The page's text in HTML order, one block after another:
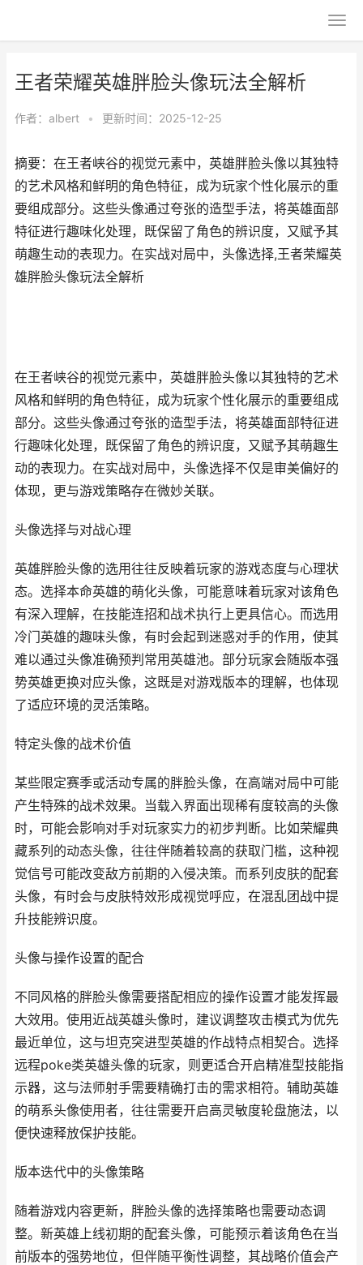
王者荣耀英雄胖脸头像玩法全解析
作者： albert • 更新时间：2025-12-25
摘要：在王者峡谷的视觉元素中，英雄胖脸头像以其独特
的艺术风格和鲜明的角色特征，成为玩家个性化展示的重
要组成部分。这些头像通过夸张的造型手法，将英雄面部
特征进行趣味化处理，既保留了角色的辨识度，又赋予其
萌趣生动的表现力。在实战对局中，头像选择,王者荣耀英
雄胖脸头像玩法全解析
在王者峡谷的视觉元素中，英雄胖脸头像以其独特的艺术
风格和鲜明的角色特征，成为玩家个性化展示的重要组成
部分。这些头像通过夸张的造型手法，将英雄面部特征进
行趣味化处理，既保留了角色的辨识度，又赋予其萌趣生
动的表现力。在实战对局中，头像选择不仅是审美偏好的
体现，更与游戏策略存在微妙关联。
头像选择与对战心理
英雄胖脸头像的选用往往反映着玩家的游戏态度与心理状
态。选择本命英雄的萌化头像，可能意味着玩家对该角色
有深入理解，在技能连招和战术执行上更具信心。而选用
冷门英雄的趣味头像，有时会起到迷惑对手的作用，使其
难以通过头像准确预判常用英雄池。部分玩家会随版本强
势英雄更换对应头像，这既是对游戏版本的理解，也体现
了适应环境的灵活策略。
特定头像的战术价值
某些限定赛季或活动专属的胖脸头像，在高端对局中可能
产生特殊的战术效果。当载入界面出现稀有度较高的头像
时，可能会影响对手对玩家实力的初步判断。比如荣耀典
藏系列的动态头像，往往伴随着较高的获取门槛，这种视
觉信号可能改变敌方前期的入侵决策。而系列皮肤的配套
头像，有时会与皮肤特效形成视觉呼应，在混乱团战中提
升技能辨识度。
头像与操作设置的配合
不同风格的胖脸头像需要搭配相应的操作设置才能发挥最
大效用。使用近战英雄头像时，建议调整攻击模式为优先
最近单位，这与坦克突进型英雄的作战特点相契合。选择
远程poke类英雄头像的玩家，则更适合开启精准型技能指
示器，这与法师射手需要精确打击的需求相符。辅助英雄
的萌系头像使用者，往往需要开启高灵敏度轮盘施法，以
便快速释放保护技能。
版本迭代中的头像策略
随着游戏内容更新，胖脸头像的选择策略也需要动态调
整。新英雄上线初期的配套头像，可能预示着该角色在当
前版本的强势地位，但伴随平衡性调整，其战略价值会产